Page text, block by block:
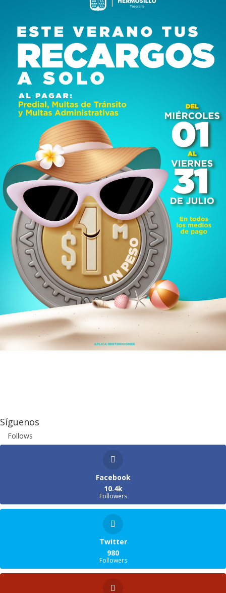
Síguenos
Follows
Facebook
10.4k
Followers
Twitter
980
Followers